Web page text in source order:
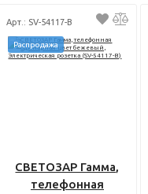
Арт.: SV-54117-B
Распродажа
СВЕТОЗАР Гамма,
телефонная